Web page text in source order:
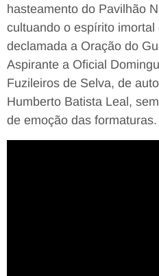
hasteamento do Pavilhão
cultuando o espírito
declamada a Oração do
Aspirante a Oficial
Fuzileiros de Selva, de
Humberto Batista Leal,
de emoção das formaturas.